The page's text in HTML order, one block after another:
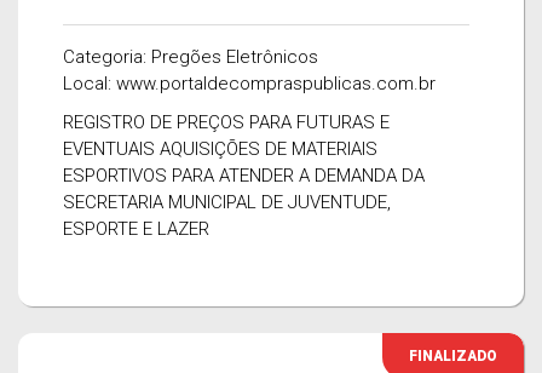
Categoria: Pregões Eletrônicos
Local: www.portaldecompraspublicas.com.br
REGISTRO DE PREÇOS PARA FUTURAS E
EVENTUAIS AQUISIÇÕES DE MATERIAIS
ESPORTIVOS PARA ATENDER A DEMANDA DA
SECRETARIA MUNICIPAL DE JUVENTUDE,
ESPORTE E LAZER
FINALIZADO